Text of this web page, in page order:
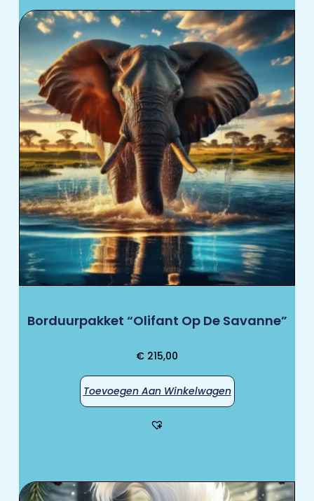
Borduurpakket “Olifant Op De Savanne”
€ 215,00
Toevoegen Aan Winkelwagen